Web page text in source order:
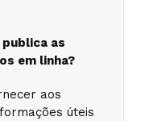
as
em linha?
aos
úteis